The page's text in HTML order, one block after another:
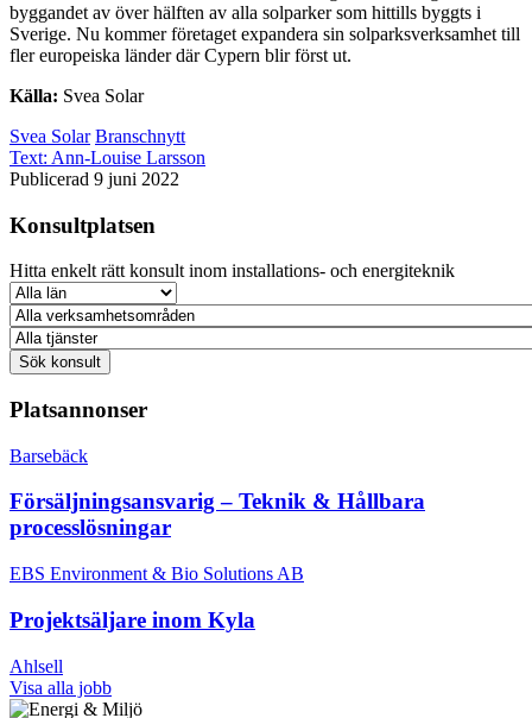
byggandet av över hälften av alla solparker som hittills byggts i
Sverige. Nu kommer företaget expandera sin solparksverksamhet till
fler europeiska länder där Cypern blir först ut.
Källa: Svea Solar
Svea Solar Branschnytt
Text: Ann-Louise Larsson
Publicerad 9 juni 2022
Konsultplatsen
Hitta enkelt rätt konsult inom installations- och energiteknik
Platsannonser
Barsebäck
Försäljningsansvarig – Teknik & Hållbara
processlösningar
EBS Environment & Bio Solutions AB
Projektsäljare inom Kyla
Ahlsell
Visa alla jobb